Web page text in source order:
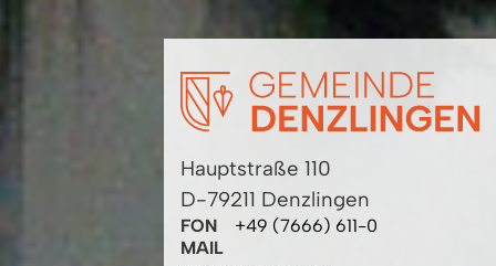
Hauptstraße 110
D-79211 Denzlingen
FON
+49 (7666) 611-0
MAIL